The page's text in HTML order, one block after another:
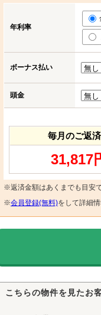
年利率
ボーナス払い
頭金
毎月のご返
31,817
※返済金額はあくまでも目安で
※会員登録(無料)をして詳細
こちらの物件を見たお